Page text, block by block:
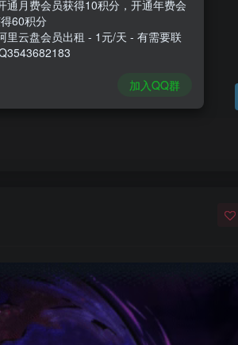
通月费会员获得10积分，开通年费会
60积分
里云盘会员出租 - 1元/天 - 有需要联
加入QQ群